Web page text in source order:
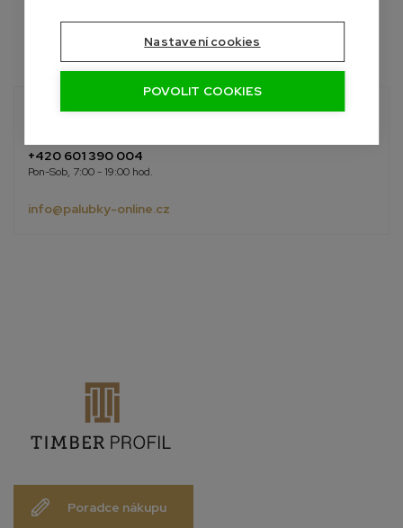
Potřebujete poradit?
+420 601 390 004
Pon-Sob, 7:00 - 19:00 hod.
info@palubky-online.cz
Poradce nákupu
Nastavení cookies
POVOLIT COOKIES